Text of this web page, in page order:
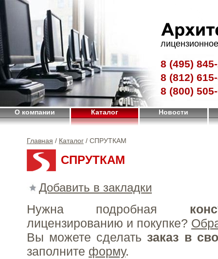
8 (495)
8 (812)
8 (800)
О компании Каталог Новости
Главная / Каталог / СПРУТКАМ
СПРУТКАМ
Добавить в закладки
Нужна подробная
лицензированию и покупке?
Вы можете сделать заказ в
заполните форму.